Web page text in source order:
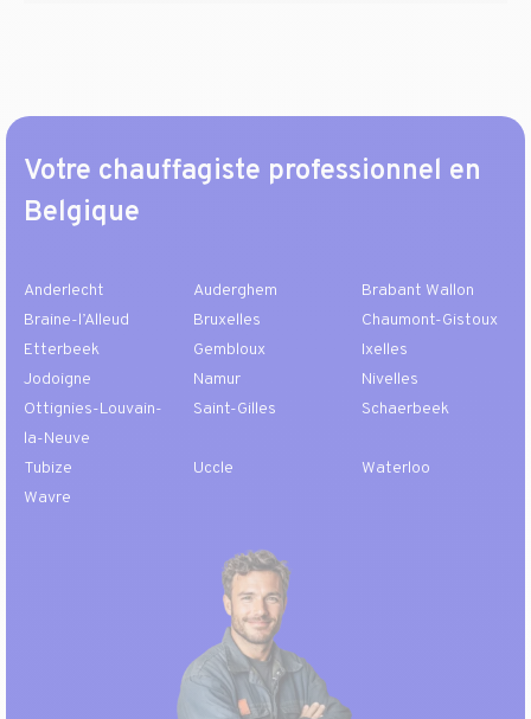
Votre chauffagiste professionnel en
Belgique
Anderlecht Auderghem
Brabant Wallon
Braine-l’Alleud
Bruxelles
Chaumont-Gistoux
Etterbeek
Gembloux
Ixelles
Jodoigne
Namur
Nivelles
Ottignies-Louvain-
la-Neuve
Saint-Gilles Schaerbeek
Tubize Uccle
Waterloo
Wavre